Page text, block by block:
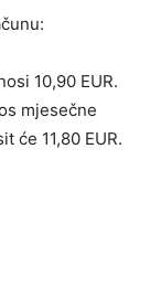
10,90 EUR.
mjesečne
će 11,80 EUR.